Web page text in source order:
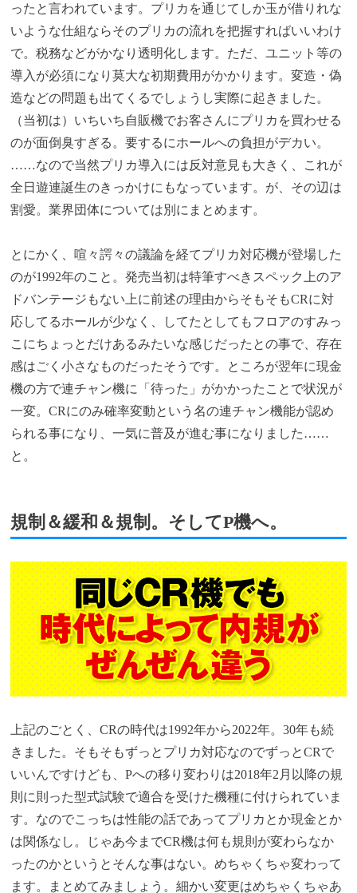
ったと言われています。プリカを通じてしか玉が借りれな
いような仕組ならそのプリカの流れを把握すればいいわけ
で。税務などがかなり透明化します。ただ、ユニット等の
導入が必須になり莫大な初期費用がかかります。変造・偽
造などの問題も出てくるでしょうし実際に起きました。
（当初は）いちいち自販機でお客さんにプリカを買わせる
のが面倒臭すぎる。要するにホールへの負担がデカい。
……なので当然プリカ導入には反対意見も大きく、これが
全日遊連誕生のきっかけにもなっています。が、その辺は
割愛。業界団体については別にまとめます。
とにかく、喧々諤々の議論を経てプリカ対応機が登場した
のが1992年のこと。発売当初は特筆すべきスペック上のア
ドバンテージもない上に前述の理由からそもそもCRに対
応してるホールが少なく、してたとしてもフロアのすみっ
こにちょっとだけあるみたいな感じだったとの事で、存在
感はごく小さなものだったそうです。ところが翌年に現金
機の方で連チャン機に「待った」がかかったことで状況が
一変。CRにのみ確率変動という名の連チャン機能が認め
られる事になり、一気に普及が進む事になりました……
と。
規制＆緩和＆規制。そしてP機へ。
上記のごとく、CRの時代は1992年から2022年。30年も続
きました。そもそもずっとプリカ対応なのでずっとCRで
いいんですけども、Pへの移り変わりは2018年2月以降の規
則に則った型式試験で適合を受けた機種に付けられていま
す。なのでこっちは性能の話であってプリカとか現金とか
は関係なし。じゃあ今までCR機は何も規則が変わらなか
ったのかというとそんな事はない。めちゃくちゃ変わって
ます。まとめてみましょう。細かい変更はめちゃくちゃあ